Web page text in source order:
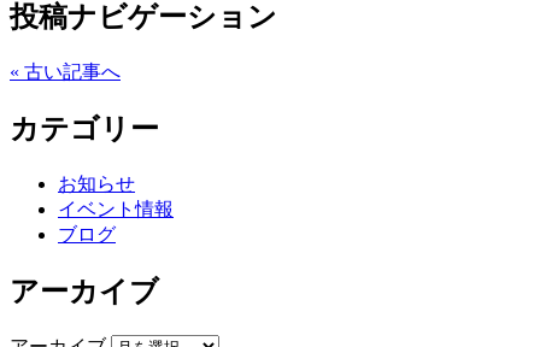
投稿ナビゲーション
« 古い記事へ
カテゴリー
お知らせ
イベント情報
ブログ
アーカイブ